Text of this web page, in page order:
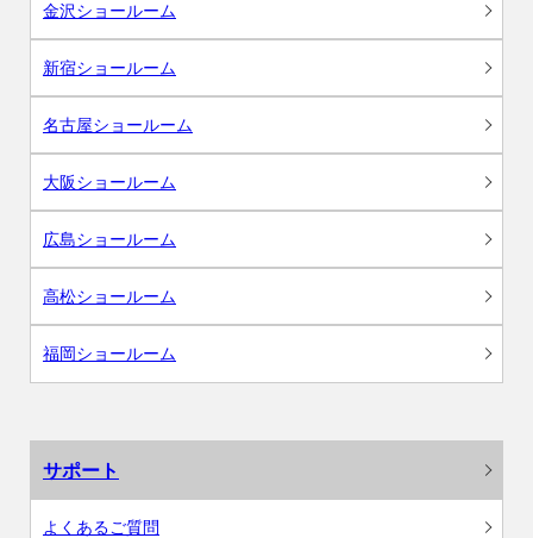
金沢ショールーム
新宿ショールーム
名古屋ショールーム
大阪ショールーム
広島ショールーム
高松ショールーム
福岡ショールーム
サポート
よくあるご質問